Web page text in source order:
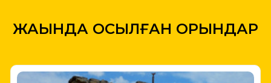
ЖАҚЫНДА ҚОСЫЛҒАН ОРЫНДАР